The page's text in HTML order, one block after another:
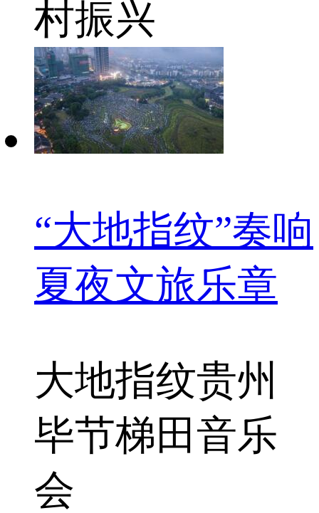
村振兴
“大地指纹”奏响
夏夜文旅乐章
大地指纹贵州
毕节梯田音乐
会